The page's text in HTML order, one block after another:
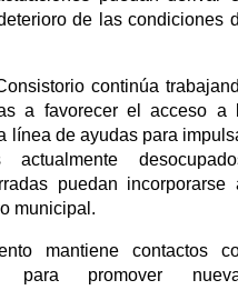
de las condiciones
continúa
a favorecer el acceso a
línea de ayudas para
puedan incorporarse
municipal.
mantiene contactos
para promover